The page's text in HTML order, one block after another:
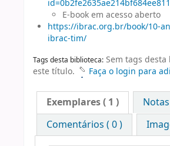
E-book em acesso aberto
https://ibrac.org.br/book/10-
ibrac-tim/
Tags desta biblioteca: Sem tags
este título.
Faça o login para
Exemplares( 1 )
Comentários ( 0 )